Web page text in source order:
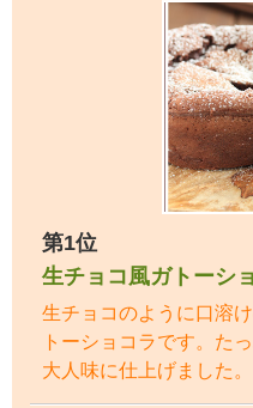
第1位
生チョコ風ガトーシ
生チョコのように口溶
トーショコラです。た
大人味に仕上げました。